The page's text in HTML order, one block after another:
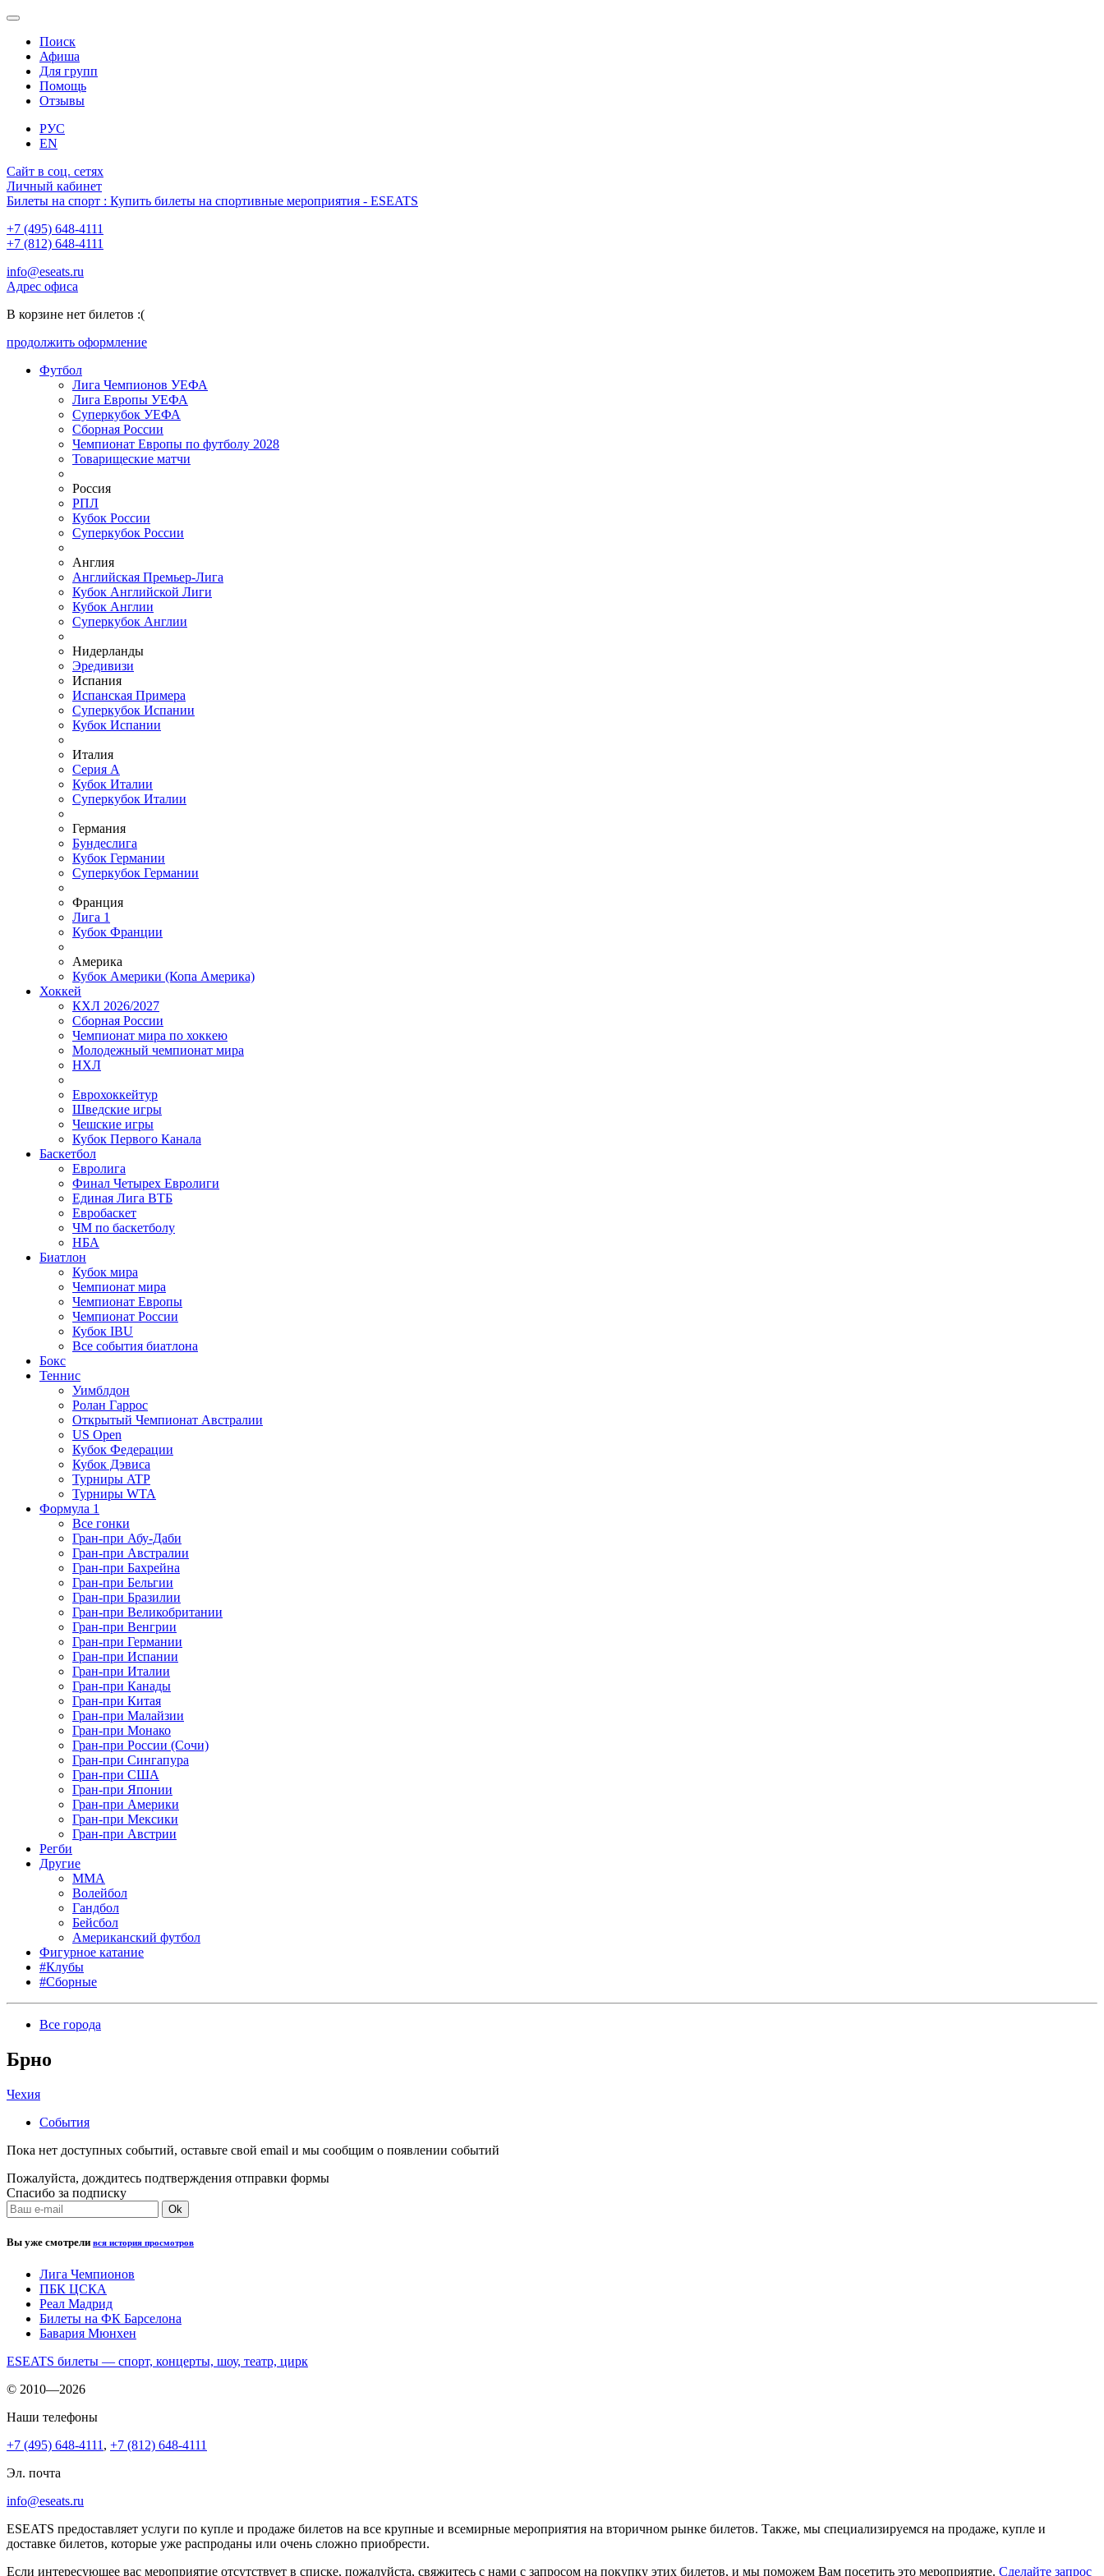
Поиск
Афиша
Для групп
Помощь
Отзывы
РУС
EN
Сайт в соц. сетях
Личный кабинет
Билеты на спорт : Купить билеты на спортивные мероприятия - ESEATS
+7 (495) 648-4111
+7 (812) 648-4111
info@eseats.ru
Адрес офиса
В корзине нет билетов :(
продолжить оформление
Футбол
Лига Чемпионов УЕФА
Лига Европы УЕФА
Суперкубок УЕФА
Сборная России
Чемпионат Европы по футболу 2028
Товарищеские матчи
Россия
РПЛ
Кубок России
Суперкубок России
Англия
Английская Премьер-Лига
Кубок Английской Лиги
Кубок Англии
Суперкубок Англии
Нидерланды
Эредивизи
Испания
Испанская Примера
Суперкубок Испании
Кубок Испании
Италия
Серия А
Кубок Италии
Суперкубок Италии
Германия
Бундеслига
Кубок Германии
Суперкубок Германии
Франция
Лига 1
Кубок Франции
Америка
Кубок Америки (Копа Америка)
Хоккей
КХЛ 2026/2027
Сборная России
Чемпионат мира по хоккею
Молодежный чемпионат мира
НХЛ
Еврохоккейтур
Шведские игры
Чешские игры
Кубок Первого Канала
Баскетбол
Евролига
Финал Четырех Евролиги
Единая Лига ВТБ
Евробаскет
ЧМ по баскетболу
НБА
Биатлон
Кубок мира
Чемпионат мира
Чемпионат Европы
Чемпионат России
Кубок IBU
Все события биатлона
Бокс
Теннис
Уимблдон
Ролан Гаррос
Открытый Чемпионат Австралии
US Open
Кубок Федерации
Кубок Дэвиса
Турниры ATP
Турниры WTA
Формула 1
Все гонки
Гран-при Абу-Даби
Гран-при Австралии
Гран-при Бахрейна
Гран-при Бельгии
Гран-при Бразилии
Гран-при Великобритании
Гран-при Венгрии
Гран-при Германии
Гран-при Испании
Гран-при Италии
Гран-при Канады
Гран-при Китая
Гран-при Малайзии
Гран-при Монако
Гран-при России (Сочи)
Гран-при Сингапура
Гран-при США
Гран-при Японии
Гран-при Америки
Гран-при Мексики
Гран-при Австрии
Регби
Другие
MMA
Волейбол
Гандбол
Бейсбол
Американский футбол
Фигурное катание
#Клубы
#Сборные
Все города
Брно
Чехия
События
Пока нет доступных событий, оставьте свой email и мы сообщим о появлении событий
Пожалуйста, дождитесь подтверждения отправки формы
Спасибо за подписку
Вы уже смотрели вся история просмотров
Лига Чемпионов
ПБК ЦСКА
Реал Мадрид
Билеты на ФК Барселона
Бавария Мюнхен
ESEATS билеты — спорт, концерты, шоу, театр, цирк
© 2010—2026
Наши телефоны
+7 (495) 648-4111 , +7 (812) 648-4111
Эл. почта
info@eseats.ru
ESEATS предоставляет услуги по купле и продаже билетов на все крупные и всемирные мероприятия на вторичном рынке билетов. Также, мы специализируемся на продаже, купле и
доставке билетов, которые уже распроданы или очень сложно приобрести.
Если интересующее вас мероприятие отсутствует в списке, пожалуйста, свяжитесь с нами с запросом на покупку этих билетов, и мы поможем Вам посетить это мероприятие. Cделайте запрос